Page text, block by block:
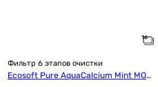
Фильтр 6 этапов очистки
Ecosoft Pure AquaCalcium Mint MO67